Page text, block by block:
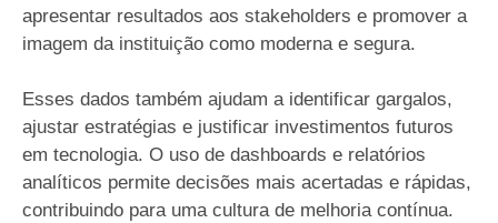
apresentar resultados aos stakeholders e promover a
imagem da instituição como moderna e segura.
Esses dados também ajudam a identificar gargalos,
ajustar estratégias e justificar investimentos futuros
em tecnologia. O uso de dashboards e relatórios
analíticos permite decisões mais acertadas e rápidas,
contribuindo para uma cultura de melhoria contínua.